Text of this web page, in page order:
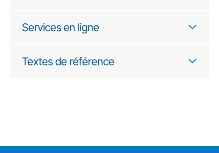
Services en ligne
Textes de référence